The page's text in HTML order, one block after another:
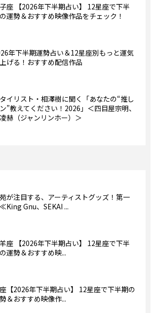
座 【2026年下半期占い】 12星座で下半
運勢＆おすすめ映像作品をチェック！
年下半期運勢占い＆12星座別もっと運気
げる！おすすめ配信作品
イリスト・相澤樹に聞く「あなたの“推し
”教えてください！2026」＜四目屋宗明、
赫（ジャンリンホー）＞
が注目する、アーティストグッズ！第一
Gnu、SEKAI ...
座 【2026年下半期占い】 12星座で下半
運勢＆おすすめ映...
【2026年下半期占い】 12星座で下半期の
＆おすすめ映像作...